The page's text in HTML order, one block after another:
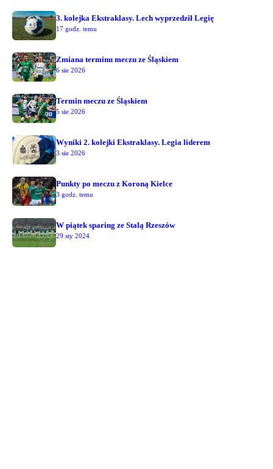
3. kolejka Ekstraklasy. Lech wyprzedził Legię
17 godz. temu
Zmiana terminu meczu ze Śląskiem
6 sie 2026
Termin meczu ze Śląskiem
5 sie 2026
Wyniki 2. kolejki Ekstraklasy. Legia liderem
3 sie 2026
Punkty po meczu z Koroną Kielce
3 godz. temu
W piątek sparing ze Stalą Rzeszów
29 sty 2024